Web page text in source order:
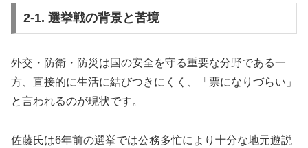
2-1. 選挙戦の背景と苦境
外交・防衛・防災は国の安全を守る重要な分野である一
方、直接的に生活に結びつきにくく、「票になりづらい」
と言われるのが現状です。
佐藤氏は6年前の選挙では公務多忙により十分な地元遊説